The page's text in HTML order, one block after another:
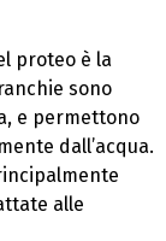
proteo è la
sono
e permettono
dall’acqua.
alle